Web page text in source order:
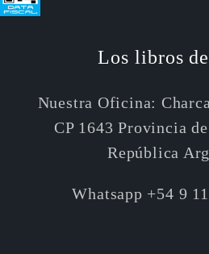
Los libros
Nuestra Oficina:
CP 1643 Provincia
República
Whatsapp +54 9